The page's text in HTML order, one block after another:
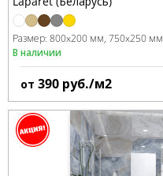
Размер: 800x200 мм 750x250 мм
В наличии
от 390 руб./м2